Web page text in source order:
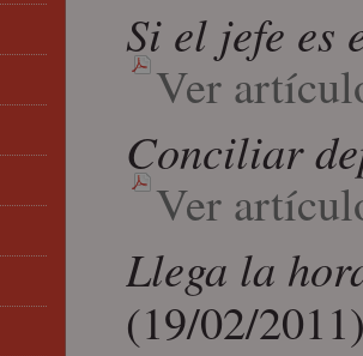
Si el jefe
Ver
Conciliar
Ver
Llega la
(19/02/